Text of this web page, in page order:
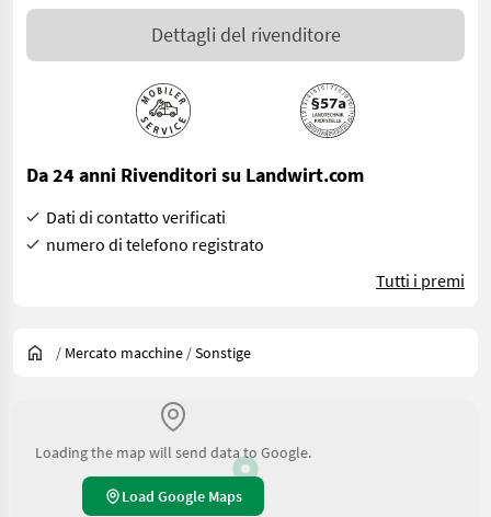
Dettagli del rivenditore
Da 24 anni Rivenditori su Landwirt.com
Dati di contatto verificati
numero di telefono registrato
Tutti i premi
/ Mercato macchine /Sonstige
Loading the map will send data to Google.
Load Google Maps